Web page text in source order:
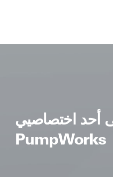
أحد اختصاصيي
PumpWorks